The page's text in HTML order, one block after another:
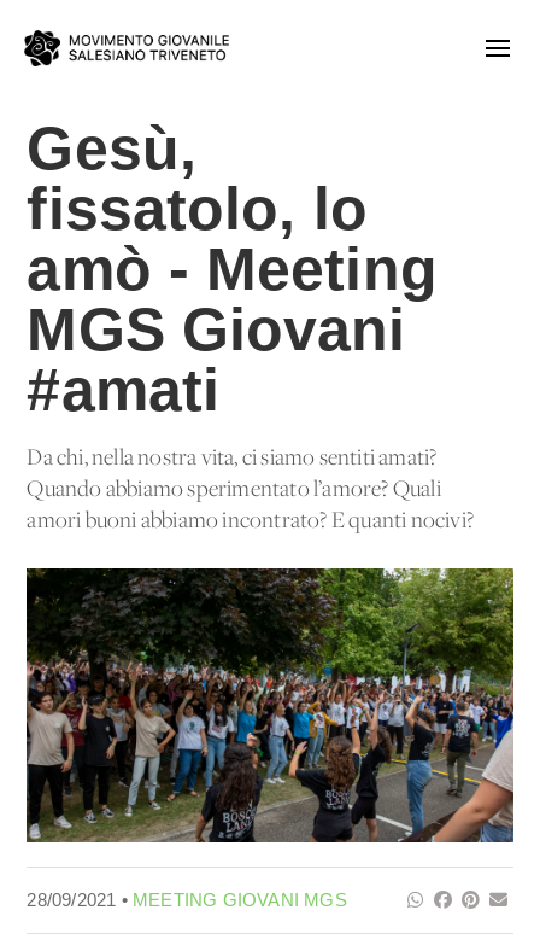
Gesù,
fissatolo, lo
amò - Meeting
MGS Giovani
#amati
Da chi, nella nostra vita, ci siamo sentiti amati?
Quando abbiamo sperimentato l’amore? Quali
amori buoni abbiamo incontrato? E quanti nocivi?
28/09/2021 • MEETING GIOVANI MGS